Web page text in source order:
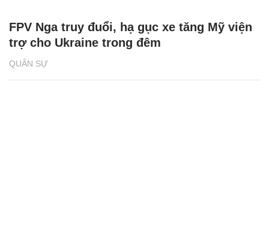
QUÂN SỰ
FPV Nga truy đuổi, hạ gục xe tăng Mỹ viện
trợ cho Ukraine trong đêm